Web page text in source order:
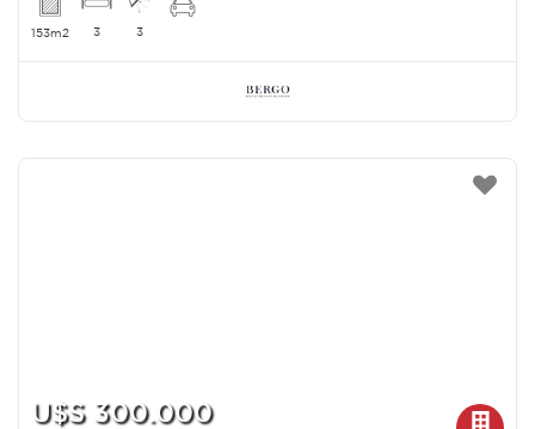
153m2 3 3
U$S 300.000